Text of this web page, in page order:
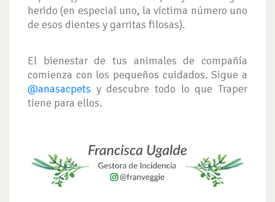
herido (en especial uno, la víctima número uno
de esos dientes y garritas filosas).
El bienestar de tus animales de compañía
comienza con los pequeños cuidados. Sigue a
@anasacpets y descubre todo lo que Traper
tiene para ellos.